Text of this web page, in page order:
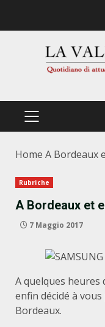
PRIMÄRES
Home A Bordeaux
Rubriche
A Bordeaux et
7 Maggio 2017
A quelques heures
enfin décidé à
Bordeaux.